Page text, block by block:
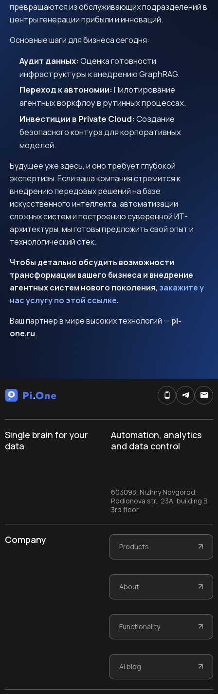
превращаются из обслуживающих подразделений в
центры генерации прибыли и инноваций.
Основные шаги для бизнеса сегодня:
Аудит данных:Оценка готовности
инфраструктуры к внедрению GraphRAG.
Переход к автономии:Пилотирование
агентных воркфлоу в рутинных процессах.
Инвестиции в Private Cloud:Создание
безопасного контура для корпоративных
моделей.
Будущее уже здесь, и оно требует глубокой
экспертизы. Если ваша компания стремится к
внедрению передовых решений на базе
искусственного интеллекта, автоматизации
сложных систем и построению суверенной ИТ-
архитектуры, мы готовы предложить свой опыт и
технологический стек.
Чтобы детально обсудить возможности
трансформации вашего бизнеса и внедрение
агентных систем нового поколения, закажите у
нас услугу по этой ссылке.
Ваш партнер в мире высоких технологий — pi-
one.ru.
Single brain for your
data
Automation, analytics
and data control
603093, Nizhny Novgorod,
Rodionova str., 23A, building B,
3rd floor
Company
Products
About
Functionality
AI blog